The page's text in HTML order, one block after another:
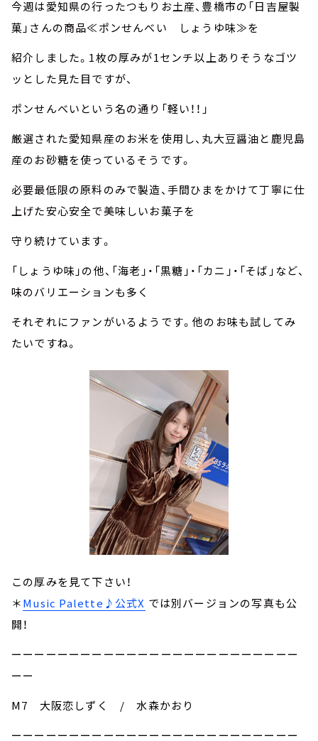
今週は愛知県の行ったつもりお土産、豊橋市の「日吉屋製
菓」さんの商品≪ポンせんべい しょうゆ味≫を
紹介しました。1枚の厚みが1センチ以上ありそうなゴツ
ッとした見た目ですが、
ポンせんべいという名の通り「軽い！！」
厳選された愛知県産のお米を使用し、丸大豆醤油と鹿児島
産のお砂糖を使っているそうです。
必要最低限の原料のみで製造、手間ひまをかけて丁寧に仕
上げた安心安全で美味しいお菓子を
守り続けています。
「しょうゆ味」の他、「海老」・「黒糖」・「カニ」・「そば」など、
味のバリエーションも多く
それぞれにファンがいるようです。他のお味も試してみ
たいですね。
この厚みを見て下さい！
＊Music Palette♪公式X では別バージョンの写真も公
開！
ーーーーーーーーーーーーーーーーーーーーーーーーー
ーー
M7 大阪恋しずく / 水森かおり
ーーーーーーーーーーーーーーーーーーーーーーーーー